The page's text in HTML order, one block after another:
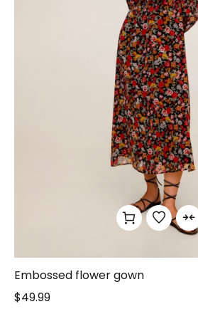
Embossed flower gown
$49.99